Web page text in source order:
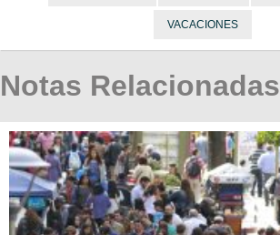
VACACIONES
Notas Relacionadas